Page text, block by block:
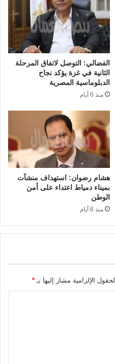
الفضالي: التوصل لاتفاق المرحلة
الثانية في غزة يؤكد نجاح
الدبلوماسية المصرية
منذ 6 أيام
هشام رضوان: استهداف منشآت
بميناء دمياط اعتداء على أمن
الوطن
منذ 6 أيام
الحقول الإلزامية مشار إليها بـ *